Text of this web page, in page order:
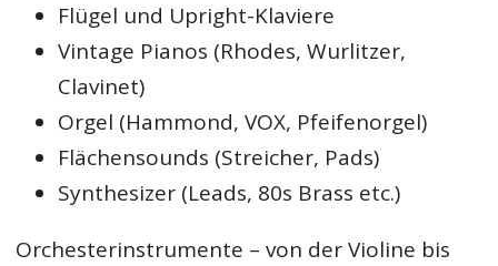
Flügel und Upright-Klaviere
Vintage Pianos (Rhodes, Wurlitzer,
Clavinet)
Orgel (Hammond, VOX, Pfeifenorgel)
Flächensounds (Streicher, Pads)
Synthesizer (Leads, 80s Brass etc.)
Orchesterinstrumente – von der Violine bis